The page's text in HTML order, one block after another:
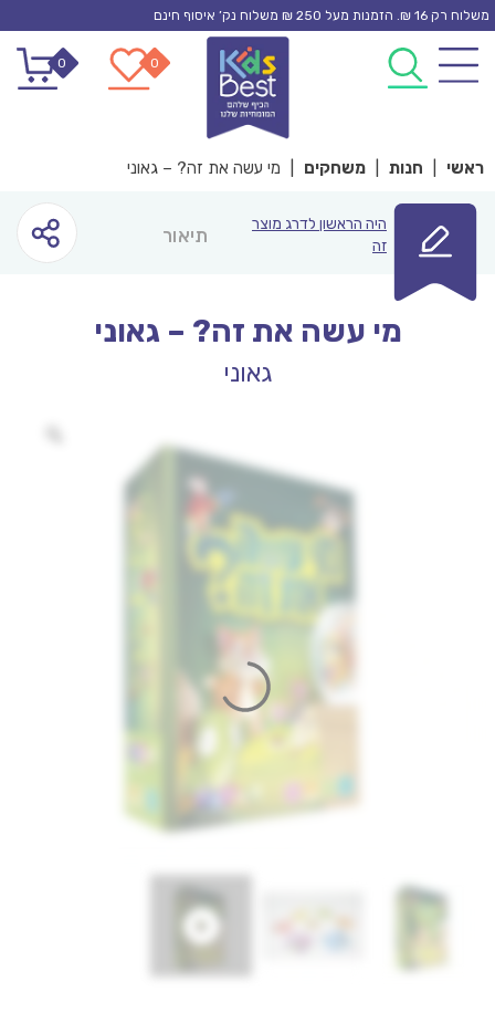
Skip
content
משלוח רק 16 ₪. הזמנות מעל 250 ₪ משלוח נק’ איסוף חינם
0
0
ראשי חנות משחקים מי עשה את זה? – גאוני
היה הראשון לדרג מוצר
זה
תיאור
מי עשה את זה? – גאוני
גאוני